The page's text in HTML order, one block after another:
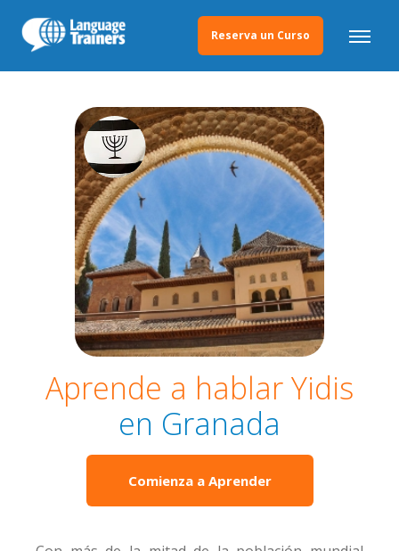
Reserva un Curso
Aprende a hablar Yidis
en Granada
Comienza a Aprender